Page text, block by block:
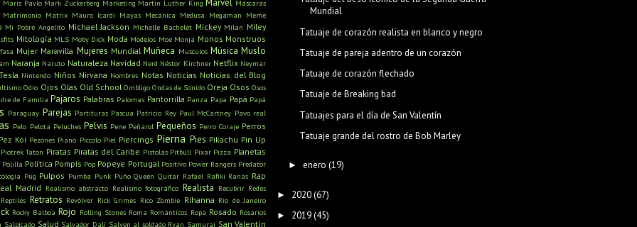
Maris Pavlo Mark Zuckerberg Marketing Martin Luther King Marvel Máscaras
Matrimonio Matrix Mauro Icardi Mayas Mecánica Medusa Megaman Meme
Mi Pobre Angelito Michael Jackson Michelle Bachelet Mickey Milan Miley
Mitología MLS Moby Dick Moda Modelos Moe Monja Monos Monstruos
Mujer Maravilla Mujeres Mundial Muñeca Musculos Música Muslo
Naranja Naruto Naturaleza Navidad Nerd Néstor Kirchner Netflix Neymar
Nintendo Niños Nirvana Nombres Notas Noticias Noticias del Blog
Odio Ojos Olas Old School Ombligo Ondas de Sonido Oreja Osos Osos
de Familia Pajaros Palabras Palomas Pantorrilla Panza Papa Papá Papá
Paraguay Parejas Partituras Pascua Patricio Rey Paul McCartney Pavo real
Pelo Pelota Peluches Pelvis Pene Peñarol Pequeños Perro Coraje Perros
Pez Koi Pezones Piano Piccolo Piel Piercings Pierna Pies Pikachu Pin Up
Piotrek Taton Piratas Piratas del Caribe Pistolas Pitbull Pixar Pizza Planetas
Polilla Política Pompis Pop Popeye Portugal Positivo Power Rangers Predator
Pug Pulpos Pumba Punk Puño Queen Quitar Rafael Rafiki Ranas Rap
Madrid Realismo abstracto Realismo fotográfico Realista Recubrir Redes
Reptiles Retratos Revólver Rick Grimes Rico Zombie Rihanna Rio de Janeiro
Rocky Balboa Rojo Rolling Stones Roma Románticos Ropa Rosado Rosarios
Salpicado Salud Salvador Dalí Salven al soldado Ryan Samurai San Valentín
Mundial
Tatuaje de corazón realista en blanco y negro
Tatuaje de pareja adentro de un corazón
Tatuaje de corazón flechado
Tatuaje de Breaking bad
Tatuajes para el día de San Valentín
Tatuaje grande del rostro de Bob Marley
► enero (19)
► 2020(67)
► 2019(45)